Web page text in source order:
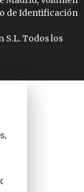
de Identificación
S.L. Todos los